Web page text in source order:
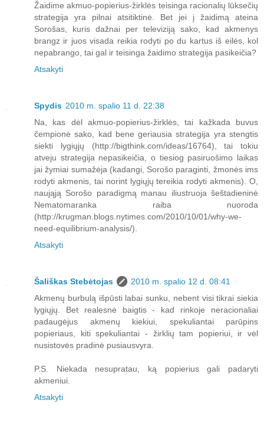
Žaidime akmuo-popierius-žirklės teisinga racionalių lūksečių
strategija yra pilnai atsitiktinė. Bet jei į žaidimą ateina
Sorošas, kuris dažnai per televiziją sako, kad akmenys
brangz ir juos visada reikia rodyti po du kartus iš eilės, kol
nepabrango, tai gal ir teisinga žaidimo strategija pasikeičia?
Atsakyti
Spydis 2010 m. spalio 11 d. 22:38
Na, kas dėl akmuo-popierius-žirklės, tai kažkada buvus
čempionė sako, kad bene geriausia strategija yra stengtis
siekti lygiųjų (http://bigthink.com/ideas/16764), tai tokiu
atveju strategija nepasikeičia, o tiesiog pasiruošimo laikas
jai žymiai sumažėja (kadangi, Sorošo paraginti, žmonės ims
rodyti akmenis, tai norint lygiųjų tereikia rodyti akmenis). O,
naująją Sorošo paradigmą manau iliustruoja šeštadieninė
Nematomaranka raiba nuoroda
(http://krugman.blogs.nytimes.com/2010/10/01/why-we-
need-equilibrium-analysis/).
Atsakyti
Šališkas Stebėtojas
2010 m. spalio 12 d. 08:41
Akmenų burbulą išpūsti labai sunku, nebent visi tikrai siekia
lygiųjų. Bet realesnė baigtis - kad rinkoje neracionaliai
padaugėjus akmenų kiekiui, spekuliantai parūpins
popieriaus, kiti spekuliantai - žirklių tam popieriui, ir vėl
nusistovės pradinė pusiausvyra.
P.S. Niekada nesupratau, ką popierius gali padaryti
akmeniui.
Atsakyti